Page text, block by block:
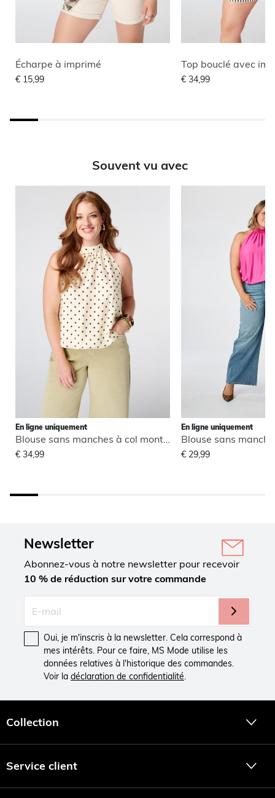
Écharpe à imprimé
€ 15,99
Top bouclé avec
€ 34,99
Souvent vu avec
En ligne uniquement
Blouse sans manches à col montant
€ 34,99
En ligne uniquement
€ 29,99
Newsletter
Abonnez-vous à notre newsletter pour recevoir
10 % de réduction sur votre commande
Oui, je m'inscris à la newsletter. Cela correspond à
mes intérêts. Pour ce faire, MS Mode utilise les
données relatives à l'historique des commandes.
Voir la déclaration de confidentialité.
Collection
Service client